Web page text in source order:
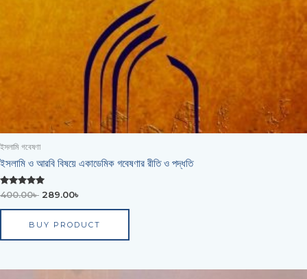
ইসলামি গবেষণা
ইসলামি ও আরবি বিষয়ে একাডেমিক গবেষণার রীতি ও পদ্ধতি
Rated
0
out of 5
400.00৳ 289.00৳
BUY PRODUCT